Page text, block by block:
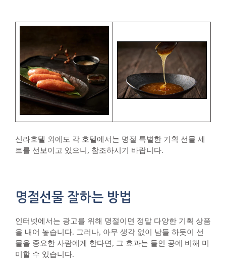
신라호텔 외에도 각 호텔에서는 명절 특별한 기획 선물 세
트를 선보이고 있으니, 참조하시기 바랍니다.
명절선물 잘하는 방법
인터넷에서는 광고를 위해 명절이면 정말 다양한 기획 상품
을 내어 놓습니다. 그러나, 아무 생각 없이 남들 하듯이 선
물을 중요한 사람에게 한다면, 그 효과는 들인 공에 비해 미
미할 수 있습니다.